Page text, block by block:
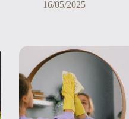
16/05/2025